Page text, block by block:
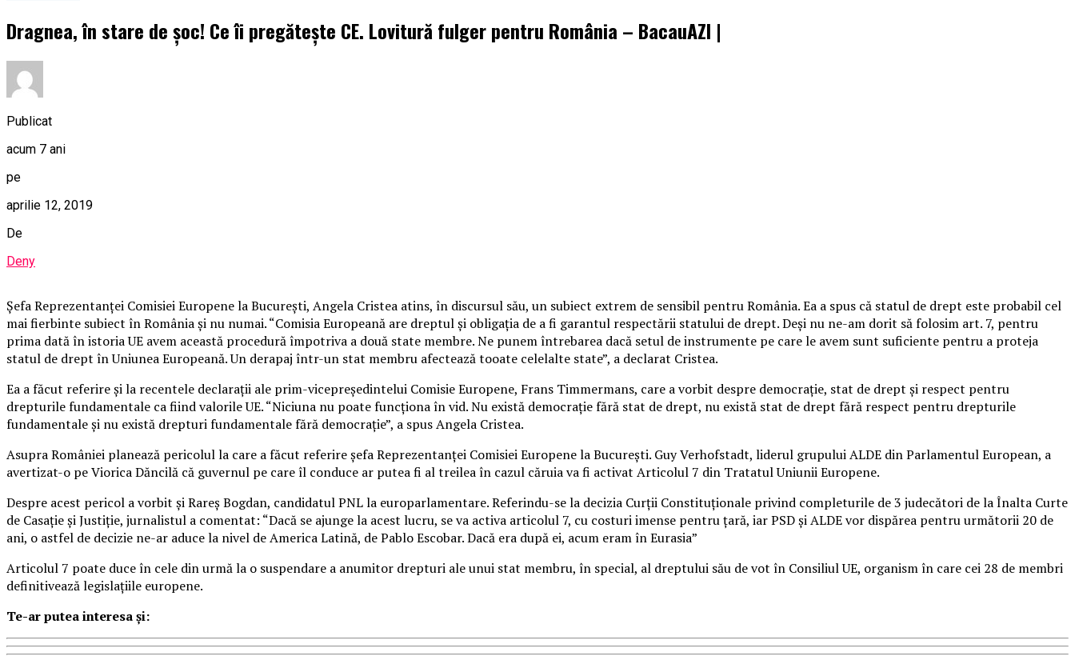
Dragnea, în stare de șoc! Ce îi pregătește CE. Lovitură fulger pentru România – BacauAZI |
Publicat
acum 7 ani
pe
aprilie 12, 2019
De
Deny
Șefa Reprezentanței Comisiei Europene la București, Angela Cristea atins, în discursul său, un subiect extrem de sensibil pentru România. Ea a spus că statul de drept este probabil cel
mai fierbinte subiect în România și nu numai. “Comisia Europeană are dreptul și obligația de a fi garantul respectării statului de drept. Deși nu ne-am dorit să folosim art. 7, pentru
prima dată în istoria UE avem această procedură împotriva a două state membre. Ne punem întrebarea dacă setul de instrumente pe care le avem sunt suficiente pentru a proteja
statul de drept în Uniunea Europeană. Un derapaj într-un stat membru afectează tooate celelalte state”, a declarat Cristea.
Ea a făcut referire și la recentele declarații ale prim-vicepreședintelui Comisie Europene, Frans Timmermans, care a vorbit despre democrație, stat de drept și respect pentru
drepturile fundamentale ca fiind valorile UE. “Niciuna nu poate funcționa în vid. Nu există democrație fără stat de drept, nu există stat de drept fără respect pentru drepturile
fundamentale și nu există drepturi fundamentale fără democrație”, a spus Angela Cristea.
Asupra României planează pericolul la care a făcut referire șefa Reprezentanței Comisiei Europene la București. Guy Verhofstadt, liderul grupului ALDE din Parlamentul European, a
avertizat-o pe Viorica Dăncilă că guvernul pe care îl conduce ar putea fi al treilea în cazul căruia va fi activat Articolul 7 din Tratatul Uniunii Europene.
Despre acest pericol a vorbit și Rareș Bogdan, candidatul PNL la europarlamentare. Referindu-se la decizia Curţii Constituţionale privind completurile de 3 judecători de la Înalta Curte
de Casaţie şi Justiţie, jurnalistul a comentat: “Dacă se ajunge la acest lucru, se va activa articolul 7, cu costuri imense pentru ţară, iar PSD şi ALDE vor dispărea pentru următorii 20 de
ani, o astfel de decizie ne-ar aduce la nivel de America Latină, de Pablo Escobar. Dacă era după ei, acum eram în Eurasia”
Articolul 7 poate duce în cele din urmă la o suspendare a anumitor drepturi ale unui stat membru, în special, al dreptului său de vot în Consiliul UE, organism în care cei 28 de membri
definitivează legislaţiile europene.
Te-ar putea interesa și: